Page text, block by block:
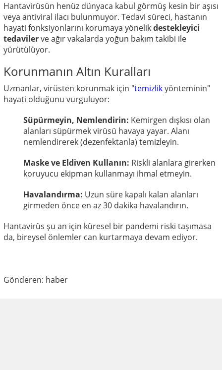
Hantavirüsün henüz dünyaca kabul görmüş kesin bir aşısı
veya antiviral ilacı bulunmuyor. Tedavi süreci, hastanın
hayati fonksiyonlarını korumaya yönelikdestekleyici
tedavilerve ağır vakalarda yoğun bakım takibi ile
yürütülüyor.
Korunmanın Altın Kuralları
Uzmanlar, virüsten korunmak için "temizlikyönteminin"
hayati olduğunu vurguluyor:
Süpürmeyin, Nemlendirin: Kemirgen dışkısı olan
alanları süpürmek virüsü havaya yayar. Alanı
nemlendirerek (dezenfektanla) temizleyin.
Maske ve Eldiven Kullanın: Riskli alanlara girerken
koruyucu ekipman kullanmayı ihmal etmeyin.
Havalandırma: Uzun süre kapalı kalan alanları
girmeden önce en az 30 dakika havalandırın.
Hantavirüs şu an için küresel bir pandemi riski taşımasa
da, bireysel önlemler can kurtarmaya devam ediyor.
Gönderen: haber